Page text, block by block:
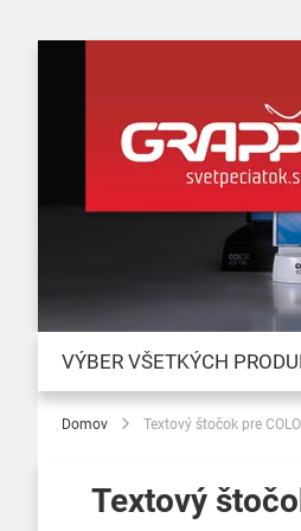
VÝBER VŠETKÝCH
Domov Textový štočok pre
Textový